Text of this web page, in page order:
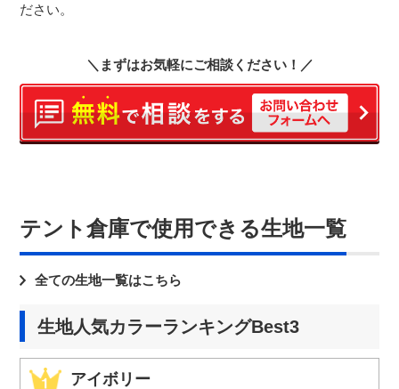
ださい。
＼まずはお気軽にご相談ください！／
テント倉庫で使用できる生地一覧
全ての生地一覧はこちら
生地人気カラーランキングBest3
アイボリー